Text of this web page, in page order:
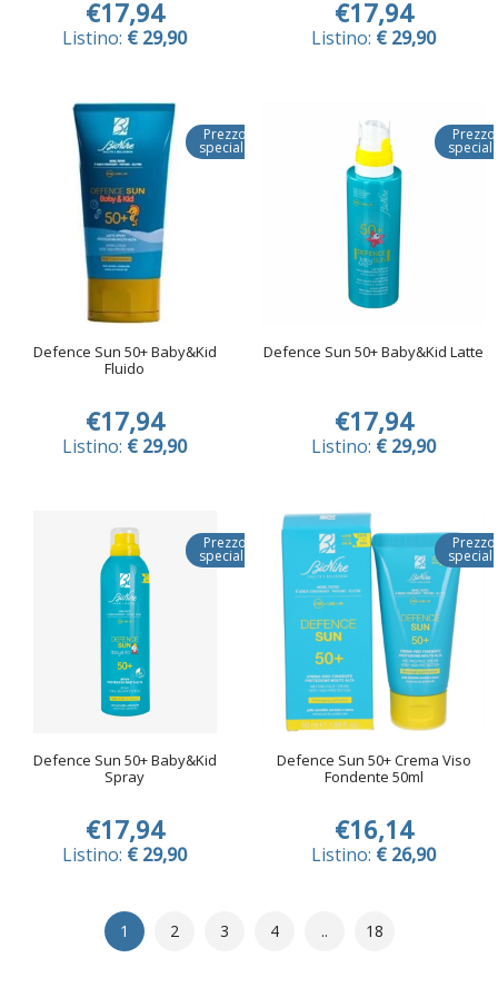
€17,94
Listino: € 29,90
€17,94
Listino: € 29,90
Prezzo
speciale
Defence Sun 50+ Baby&Kid
Fluido
€17,94
Listino: € 29,90
Prezzo
Defence Sun 50+ Baby&Kid Latte
€17,94
Listino: € 29,90
Prezzo
speciale
Defence Sun 50+ Baby&Kid
Spray
€17,94
Listino: € 29,90
Prezzo
Defence Sun 50+ Crema Viso
Fondente 50ml
€16,14
Listino: € 26,90
1 2 3 4 .. 18